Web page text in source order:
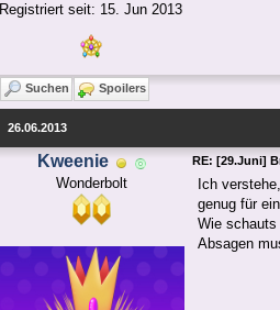
Registriert seit: 15. Jun 2013
Suchen Spoilers
26.06.2013
Kweenie
Wonderbolt
RE: [29.Juni]
Ich
genug für
Wie schauts
Absagen